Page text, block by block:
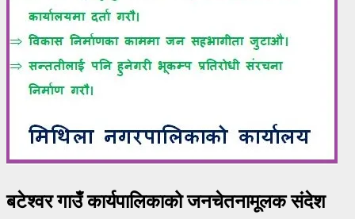
बटेश्वर गाउँ कार्यपालिकाको जनचेतनामूलक संदेश